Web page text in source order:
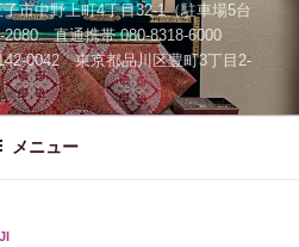
中野上町4丁目32-1（駐車場5台
直通携帯 080-8318-6000
0042 東京都品川区豊町3丁目2-
メニュー